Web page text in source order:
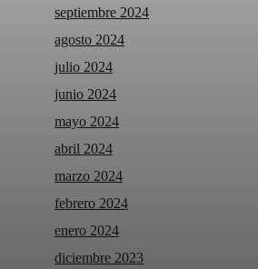
septiembre 2024
agosto 2024
julio 2024
junio 2024
mayo 2024
abril 2024
marzo 2024
febrero 2024
enero 2024
diciembre 2023